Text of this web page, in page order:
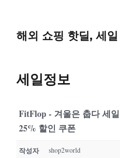
해외 쇼핑 핫딜, 세
세일정보
FitFlop - 겨울은 춥다 세
25% 할인 쿠폰
작성자 shop2world